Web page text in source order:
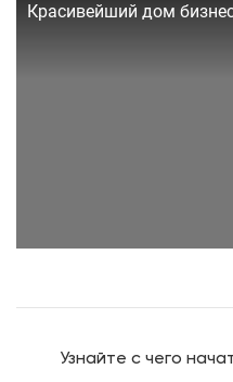
Красивейший дом
Узнайте с чего